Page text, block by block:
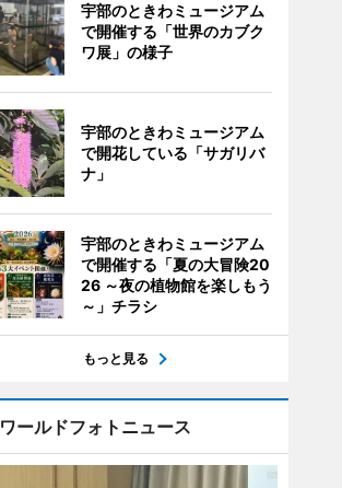
宇部のときわミュージアム
で開催する「世界のカブク
ワ展」の様子
宇部のときわミュージアム
で開花している「サガリバ
ナ」
宇部のときわミュージアム
で開催する「夏の大冒険20
26 ～夜の植物館を楽しもう
～」チラシ
もっと見る
ワールドフォトニュース